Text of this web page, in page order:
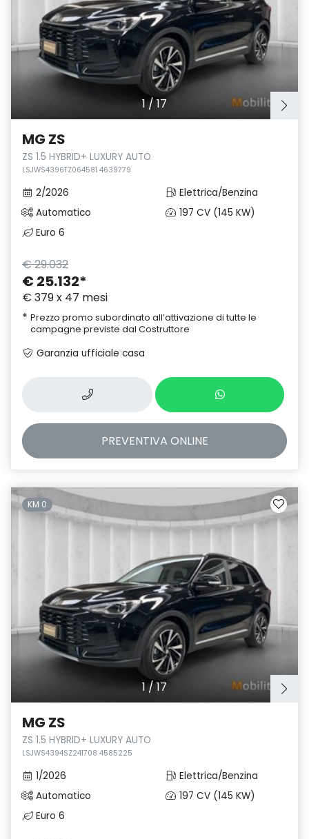
1/17
MG ZS
ZS 1.5 HYBRID+ LUXURY AUTO
LSJWS4396TZ064581 4639779
2/2026
Elettrica/Benzina
Automatico
197 CV (145 KW)
Euro 6
€ 29.032
€ 25.132*
€ 379 x 47 mesi
* Prezzo promo subordinato all’attivazione di tutte le
campagne previste dal Costruttore
Garanzia ufficiale casa
PREVENTIVA ONLINE
1/17
KM 0
MG ZS
ZS 1.5 HYBRID+ LUXURY AUTO
LSJWS4394SZ241708 4585225
1/2026
Elettrica/Benzina
Automatico
197 CV (145 KW)
Euro 6